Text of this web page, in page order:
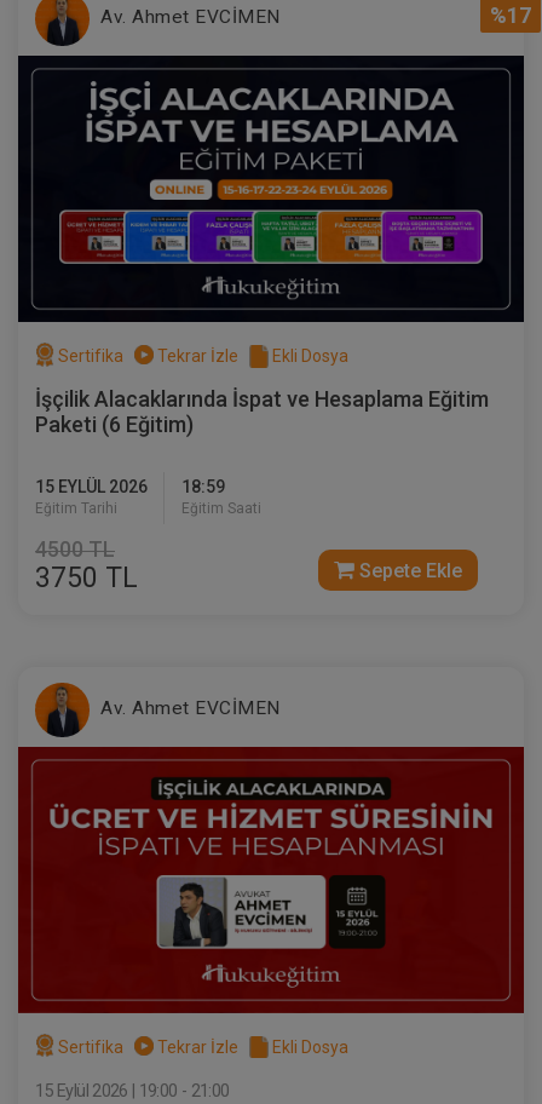
360 TL
Tüketici Hukuku Enstitüsü
Çocuk Hukuku - IV. Medeni Hukuk
Kongresi - V. Oturum
360 TL
Taşınmaz Hukuku - IV. Medeni Hukuk
Kongresi - VII. Oturum
360 TL Sepete Ekle
%17
Av. Ahmet EVCİMEN
Sertifika Tekrar İzle Ekli Dosya
İşçilik Alacaklarında İspat ve Hesaplama Eğitim
Paketi (6 Eğitim)
15 EYLÜL 2026
Eğitim Tarihi
18:59
Eğitim Saati
4500 TL
3750 TL Sepete Ekle
Av. Ahmet EVCİMEN
Sertifika Tekrar İzle Ekli Dosya
15 Eylül 2026 | 19:00 - 21:00